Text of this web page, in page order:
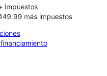
impuestos
más impuestos